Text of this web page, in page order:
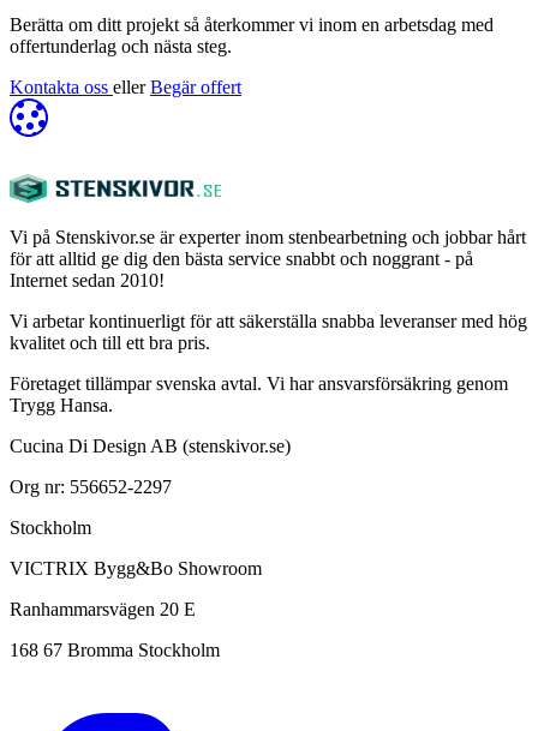
Berätta om ditt projekt så återkommer vi inom en arbetsdag med
offertunderlag och nästa steg.
Kontakta oss eller Begär offert
Vi på Stenskivor.se är experter inom stenbearbetning och jobbar hårt
för att alltid ge dig den bästa service snabbt och noggrant - på
Internet sedan 2010!
Vi arbetar kontinuerligt för att säkerställa snabba leveranser med hög
kvalitet och till ett bra pris.
Företaget tillämpar svenska avtal. Vi har ansvarsförsäkring genom
Trygg Hansa.
Cucina Di Design AB (stenskivor.se)
Org nr: 556652-2297
Stockholm
VICTRIX Bygg&Bo Showroom
Ranhammarsvägen 20 E
168 67 Bromma Stockholm